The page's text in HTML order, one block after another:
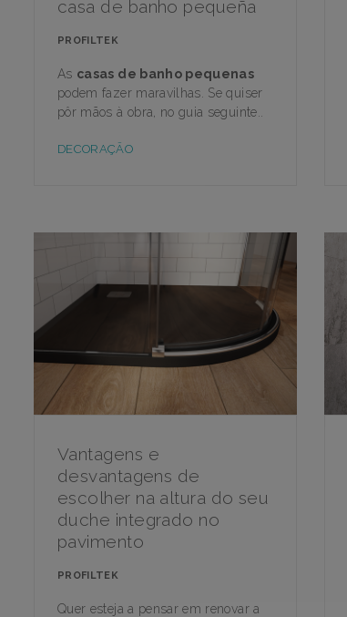
casa de banho pequeña
PROFILTEK
As casas de banho pequenas
podem fazer maravilhas. Se quiser
pôr mãos à obra, no guia seguinte..
DECORAÇÃO
Vantagens e
desvantagens de
escolher na altura do seu
duche integrado no
pavimento
PROFILTEK
Quer esteja a pensar em renovar a